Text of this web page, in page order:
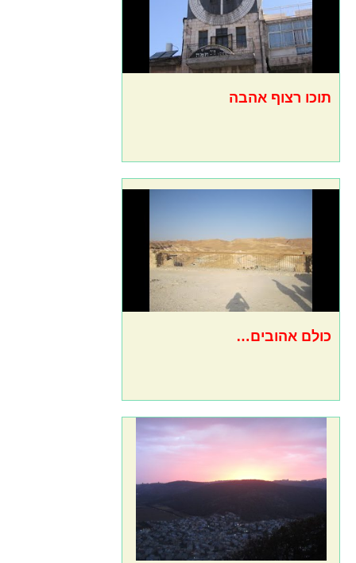
תוכו רצוף אהבה
כולם אהובים…